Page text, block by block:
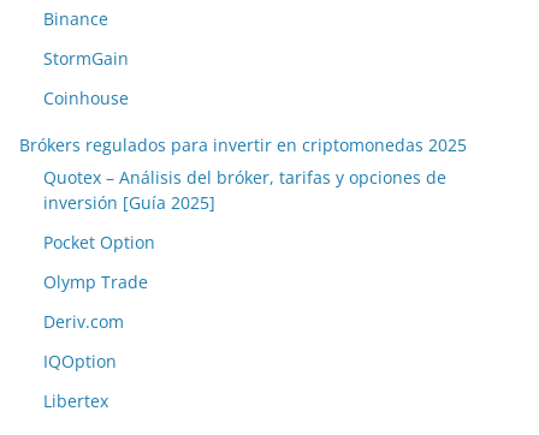
Binance
StormGain
Coinhouse
Brókers regulados para invertir en criptomonedas 2025
Quotex – Análisis del bróker, tarifas y opciones de
inversión [Guía 2025]
Pocket Option
Olymp Trade
Deriv.com
IQOption
Libertex